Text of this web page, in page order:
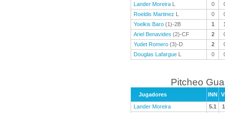
Lander Moreira L 0
Roeldis Martinez L 0
Yoelkis Baro (1)-2B 1
Ariel Benavides (2)-CF 2
Yudet Romero (3)-D 2
Douglas Lafargue L 0
Pitcheo
Jugadores INN
Lander Moreira
5.1